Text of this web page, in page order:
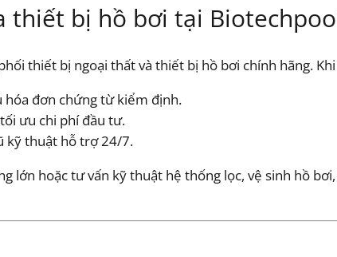
thiết bị hồ bơi tại
thiết bị ngoại thất và thiết bị hồ bơi chính hãng.
hóa đơn chứng từ kiểm định.
ưu chi phí đầu tư.
kỹ thuật hỗ trợ 24/7.
lớn hoặc tư vấn kỹ thuật hệ thống lọc, vệ sinh hồ